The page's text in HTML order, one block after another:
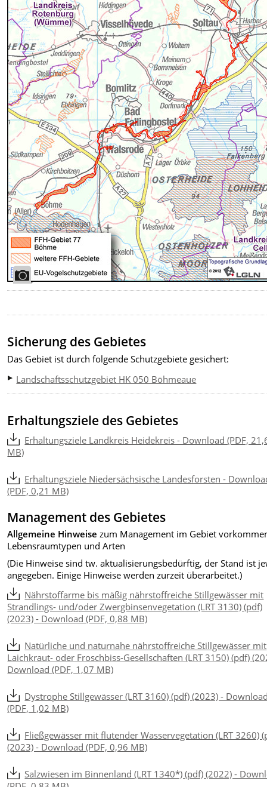
Sicherung des Gebietes
Das Gebiet ist durch folgende Schutzgebiete gesichert:
Landschaftsschutzgebiet HK 050 Böhmeaue
Erhaltungsziele des Gebietes
Erhaltungsziele Landkreis Heidekreis - Download (PDF,
MB)
Erhaltungsziele Niedersächsische Landesforsten -
(PDF, 0,21 MB)
Management des Gebietes
Allgemeine Hinweise zum Management im Gebiet
Lebensraumtypen und Arten
(Die Hinweise sind tw. aktualisierungsbedürftig, der Stand ist
angegeben. Einige Hinweise werden zurzeit überarbeitet.)
Nährstoffarme bis mäßig nährstoffreiche Stillgewässer mit
Strandlings- und/oder Zwergbinsenvegetation (LRT 3130) (pdf)
(2023) - Download (PDF, 0,88 MB)
Natürliche und naturnahe nährstoffreiche Stillgewässer mit
Laichkraut- oder Froschbiss-Gesellschaften (LRT 3150) (pdf)
Download (PDF, 1,07 MB)
Dystrophe Stillgewässer (LRT 3160) (pdf) (2023) -
(PDF, 1,02 MB)
Fließgewässer mit flutender Wasservegetation (LRT 3260)
(2023) - Download (PDF, 0,96 MB)
Salzwiesen im Binnenland (LRT 1340*) (pdf) (2022) -